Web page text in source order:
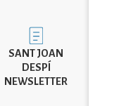
Imatge
SANT JOAN
DESPÍ
NEWSLETTER